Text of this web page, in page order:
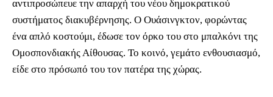
αντιπροσώπευε την απαρχή του νέου δημοκρατικού
συστήματος διακυβέρνησης. Ο Ουάσινγκτον, φορώντας
ένα απλό κοστούμι, έδωσε τον όρκο του στο μπαλκόνι της
Ομοσπονδιακής Αίθουσας. Το κοινό, γεμάτο ενθουσιασμό,
είδε στο πρόσωπό του τον πατέρα της χώρας.